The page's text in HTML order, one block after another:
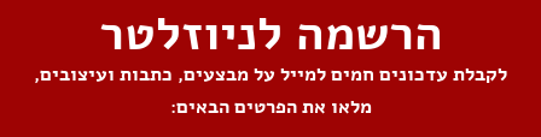
הרשמה לניוזלטר
לקבלת עדכונים חמים למייל על מבצעים, כתבות ועיצובים,
מלאו את הפרטים הבאים: